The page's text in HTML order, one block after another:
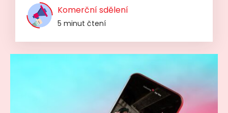
Komerční sdělení
5 minut čtení